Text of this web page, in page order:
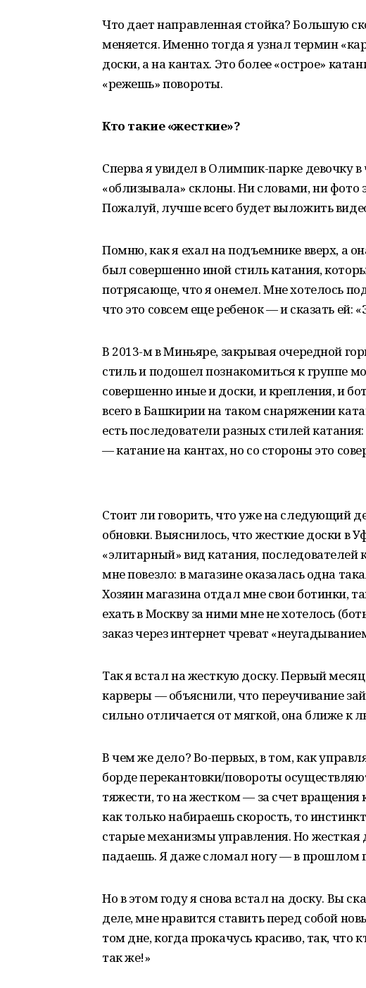
Что дает направленная стойка? Большую
меняется. Именно тогда я узнал термин
доски, а на кантах. Это более «острое»
«режешь» повороты.
Кто такие «жесткие»?
Сперва я увидел в Олимпик-парке девочку
«облизывала» склоны. Ни словами, ни фото
Пожалуй, лучше всего будет выложить
Помню, как я ехал на подъемнике вверх, а
был совершенно иной стиль катания,
потрясающе, что я онемел. Мне хотелось
что это совсем еще ребенок — и сказать ей:
В 2013-м в Миньяре, закрывая очередной
стиль и подошел познакомиться к группе
совершенно иные и доски, и крепления, и
всего в Башкирии на таком снаряжении
есть последователи разных стилей
— катание на кантах, но со стороны это
Стоит ли говорить, что уже на следующий
обновки. Выяснилось, что жесткие доски в
«элитарный» вид катания,
мне повезло: в магазине оказалась одна
Хозяин магазина отдал мне свои ботинки,
ехать в Москву за ними мне не хотелось
заказ через интернет чреват
Так я встал на жесткую доску. Первый
карверы — объяснили, что переучивание
сильно отличается от мягкой, она ближе к
В чем же дело? Во-первых, в том, как
борде перекантовки/повороты
тяжести, то на жестком — за счет
как только набираешь скорость, то
старые механизмы управления. Но жесткая
падаешь. Я даже сломал ногу — в прошлом
Но в этом году я снова встал на доску. Вы
деле, мне нравится ставить перед собой
том дне, когда прокачусь красиво, так, что
так же!»